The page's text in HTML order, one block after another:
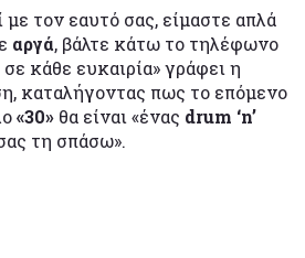
με τον εαυτό σας, είμαστε απλά
αργά, βάλτε κάτω το τηλέφωνο
σε κάθε ευκαιρία» γράφει η
καταλήγοντας πως το επόμενο
«30» θα είναι «ένας drum ‘n’
τη σπάσω».